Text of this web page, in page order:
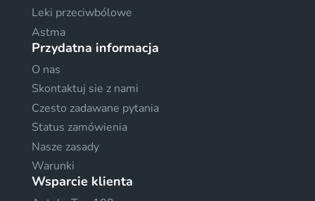
Leki przeciwbólowe
Astma
Przydatna informacja
O nas
Skontaktuj sie z nami
Czesto zadawane pytania
Status zamówienia
Nasze zasady
Warunki
Wsparcie klienta